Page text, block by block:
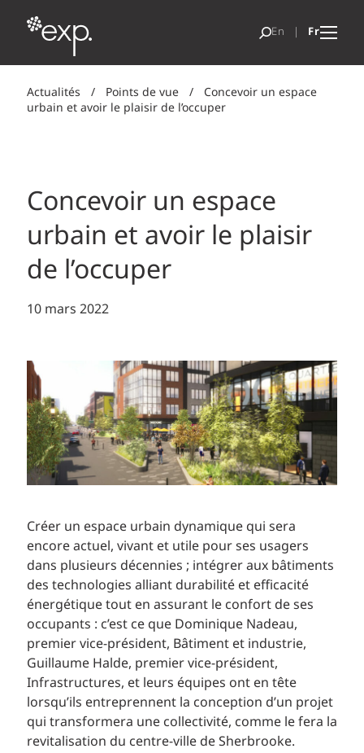
Actualités / Points de vue /
Concevoir un espace
urbain et avoir le plaisir de l’occuper
Concevoir un espace
urbain et avoir le plaisir
de l’occuper
10 mars 2022
Créer un espace urbain dynamique qui sera
encore actuel, vivant et utile pour ses usagers
dans plusieurs décennies ; intégrer aux bâtiments
des technologies alliant durabilité et efficacité
énergétique tout en assurant le confort de ses
occupants : c’est ce que Dominique Nadeau,
premier vice-président, Bâtiment et industrie,
Guillaume Halde, premier vice-président,
Infrastructures, et leurs équipes ont en tête
lorsqu’ils entreprennent la conception d’un projet
qui transformera une collectivité, comme le fera la
revitalisation du centre-ville de Sherbrooke.